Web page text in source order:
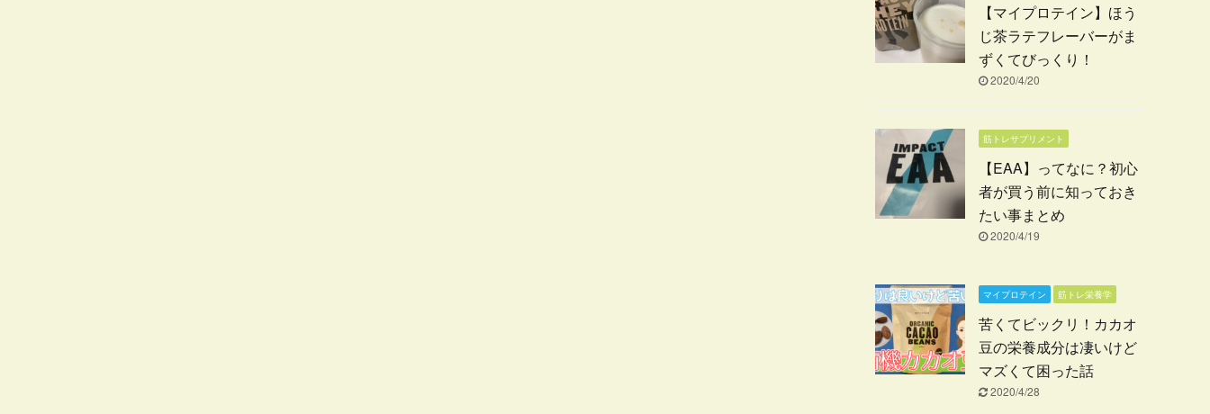
【マイプロテイン】ほう
じ茶ラテフレーバーがま
ずくてびっくり！
2020/4/20
筋トレサプリメント
【EAA】ってなに？初心
者が買う前に知っておき
たい事まとめ
2020/4/19
マイプロテイン 筋トレ栄養学
苦くてビックリ！カカオ
豆の栄養成分は凄いけど
マズくて困った話
2020/4/28